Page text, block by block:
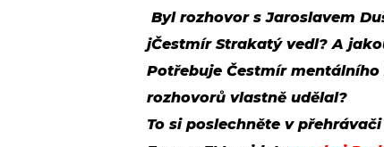
Byl rozhovor s Jaroslavem
jČestmír Strakatý vedl? A
Potřebuje Čestmír
rozhovorů vlastně udělal?
To si poslechněte v